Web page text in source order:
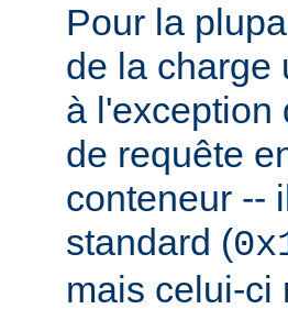
Pour la
de la charge
à l'exception
de requête
conteneur --
standard (
mais celui-ci